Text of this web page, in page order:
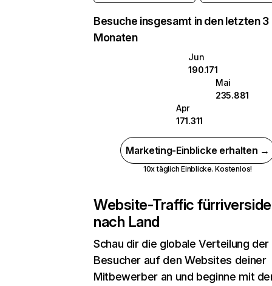
Besuche insgesamt in den letzten 3
Monaten
Jun
190.171
Mai
235.881
Apr
171.311
Marketing-Einblicke erhalten →
10x täglich Einblicke. Kostenlos!
Website-Traffic für
nach Land
Schau dir die globale Verteilung der
Besucher auf den Websites deiner
Mitbewerber an und beginne mit